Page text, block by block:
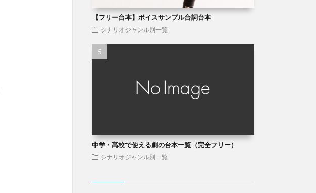
【フリー台本】ボイスサンプル台詞台本
シナリオジャンル別一覧
中学・高校で使える劇の台本一覧（完全フリー）
シナリオジャンル別一覧